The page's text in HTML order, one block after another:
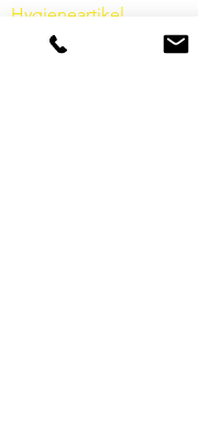
Hygieneartikel
Sonstiges